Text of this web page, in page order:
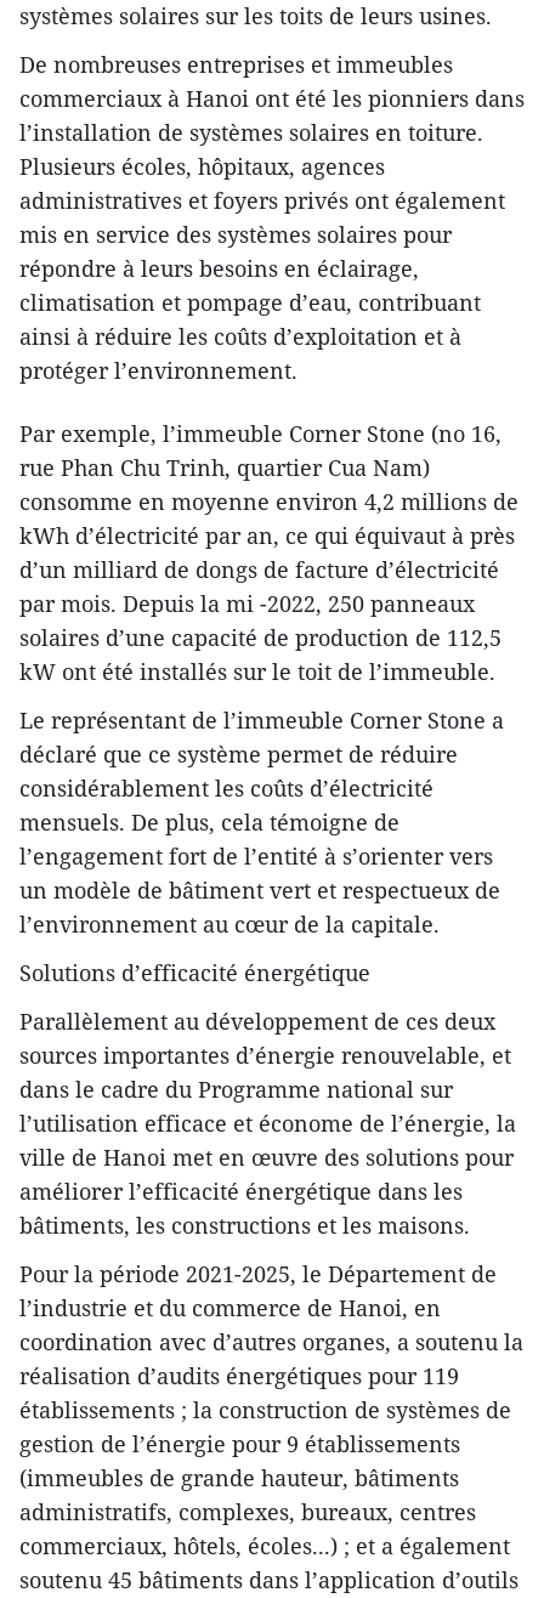
systèmes solaires sur les toits de leurs usines.
De nombreuses entreprises et immeubles
commerciaux à Hanoi ont été les pionniers dans
l’installation de systèmes solaires en toiture.
Plusieurs écoles, hôpitaux, agences
administratives et foyers privés ont également
mis en service des systèmes solaires pour
répondre à leurs besoins en éclairage,
climatisation et pompage d’eau, contribuant
ainsi à réduire les coûts d’exploitation et à
protéger l’environnement.
Par exemple, l’immeuble Corner Stone (no 16,
rue Phan Chu Trinh, quartier Cua Nam)
consomme en moyenne environ 4,2 millions de
kWh d’électricité par an, ce qui équivaut à près
d’un milliard de dongs de facture d’électricité
par mois. Depuis la mi -2022, 250 panneaux
solaires d’une capacité de production de 112,5
kW ont été installés sur le toit de l’immeuble.
Le représentant de l’immeuble Corner Stone a
déclaré que ce système permet de réduire
considérablement les coûts d’électricité
mensuels. De plus, cela témoigne de
l’engagement fort de l’entité à s’orienter vers
un modèle de bâtiment vert et respectueux de
l’environnement au cœur de la capitale.
Solutions d’efficacité énergétique
Parallèlement au développement de ces deux
sources importantes d’énergie renouvelable, et
dans le cadre du Programme national sur
l’utilisation efficace et économe de l’énergie, la
ville de Hanoi met en œuvre des solutions pour
améliorer l’efficacité énergétique dans les
bâtiments, les constructions et les maisons.
Pour la période 2021-2025, le Département de
l’industrie et du commerce de Hanoi, en
coordination avec d’autres organes, a soutenu la
réalisation d’audits énergétiques pour 119
établissements ; la construction de systèmes de
gestion de l’énergie pour 9 établissements
(immeubles de grande hauteur, bâtiments
administratifs, complexes, bureaux, centres
commerciaux, hôtels, écoles...) ; et a également
soutenu 45 bâtiments dans l’application d’outils